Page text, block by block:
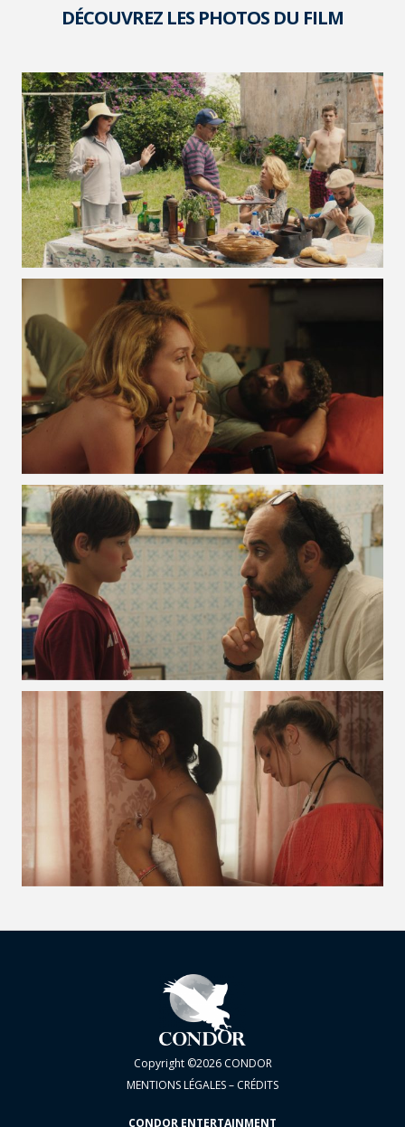
DÉCOUVREZ LES PHOTOS DU FILM
VOIR LA PHOTO EN GRAND FORMAT
VOIR LA PHOTO EN GRAND FORMAT
VOIR LA PHOTO EN GRAND FORMAT
VOIR LA PHOTO EN GRAND FORMAT
Copyright ©2026 CONDOR
MENTIONS LÉGALES – CRÉDITS
CONDOR ENTERTAINMENT